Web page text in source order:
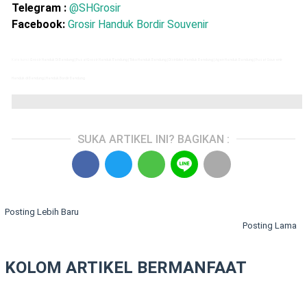
Telegram : @SHGrosir
Facebook: Grosir Handuk Bordir Souvenir
SUKA ARTIKEL INI? BAGIKAN :
Posting Lebih Baru
Posting Lama
KOLOM ARTIKEL BERMANFAAT